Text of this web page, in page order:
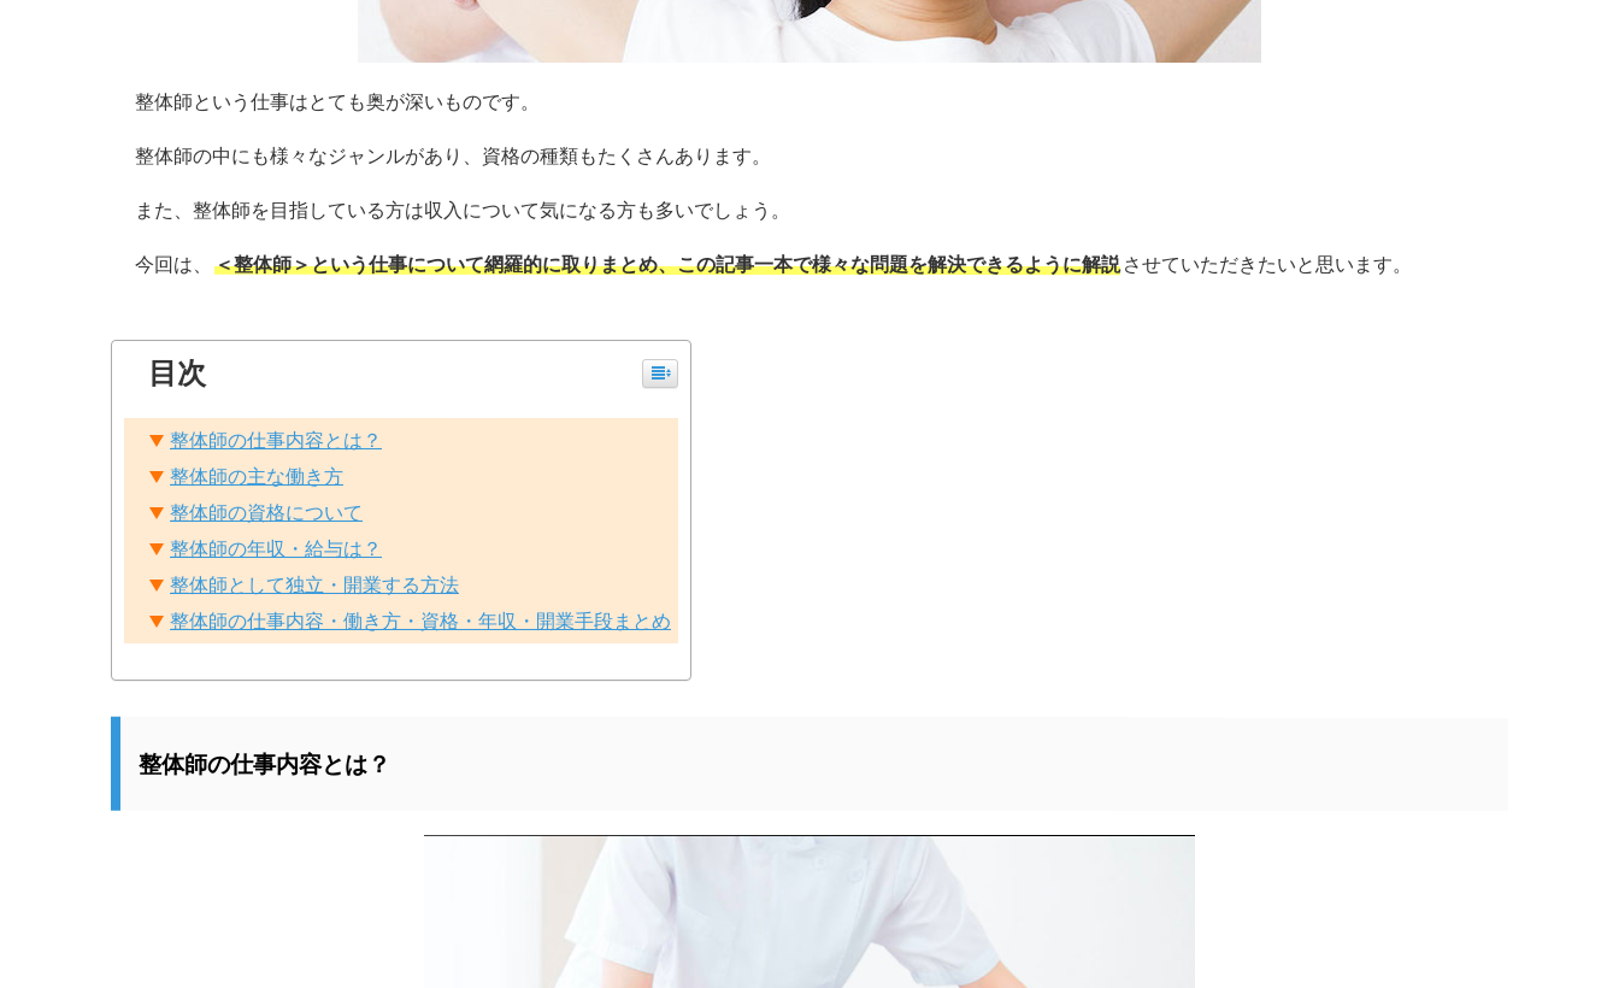
整体師という仕事はとても奥が深いものです。
整体師の中にも様々なジャンルがあり、資格の種類もたくさんあります。
また、整体師を目指している方は収入について気になる方も多いでしょう。
今回は、 ＜整体師＞という仕事について網羅的に取りまとめ、この記事一本で様々な問題を解決できるように解説 させていただきたいと思います。
目次
整体師の仕事内容とは？
整体師の主な働き方
整体師の資格について
整体師の年収・給与は？
整体師として独立・開業する方法
整体師の仕事内容・働き方・資格・年収・開業手段まとめ
整体師の仕事内容とは？